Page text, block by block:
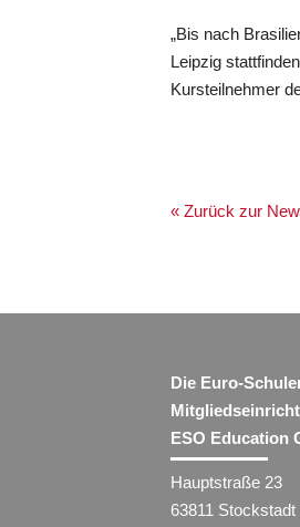
„Bis nach
Leipzig
Kursteilnehmer
« Zurück zur
Die Euro-
ESO Education
Hauptstraße 23
63811